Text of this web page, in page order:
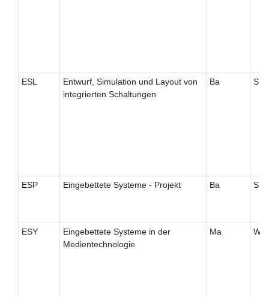
ESL
Entwurf, Simulation und Layout von
integrierten Schaltungen
Ba S
ESP Eingebettete Systeme - Projekt Ba S
ESY
Eingebettete Systeme in der
Medientechnologie
Ma W